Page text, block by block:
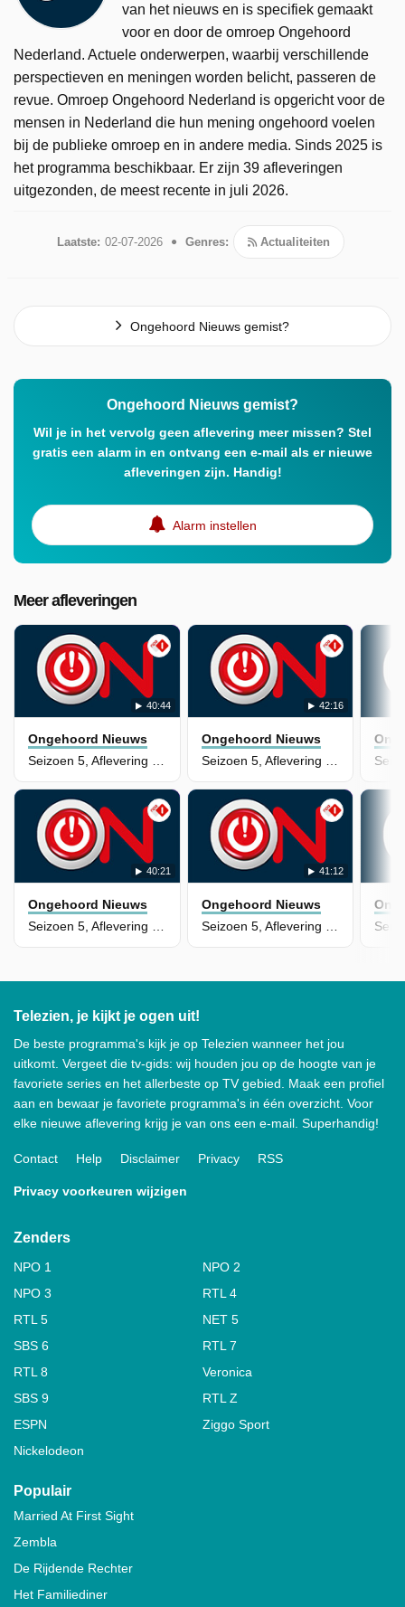
van het nieuws en is specifiek gemaakt
voor en door de omroep Ongehoord
Nederland. Actuele onderwerpen, waarbij verschillende
perspectieven en meningen worden belicht, passeren de
revue. Omroep Ongehoord Nederland is opgericht voor de
mensen in Nederland die hun mening ongehoord voelen
bij de publieke omroep en in andere media. Sinds 2025 is
het programma beschikbaar. Er zijn 39 afleveringen
uitgezonden, de meest recente in juli 2026.
Laatste: 02-07-2026 Genres: Actualiteiten
Ongehoord Nieuws gemist?
Ongehoord Nieuws gemist?
Wil je in het vervolg geen aflevering meer missen? Stel
gratis een alarm in en ontvang een e-mail als er nieuwe
afleveringen zijn. Handig!
Alarm instellen
Meer afleveringen
40:44
Ongehoord Nieuws
Seizoen 5, Aflevering 36
42:16
Ongehoord Nieuws
Seizoen 5, Aflevering 35
40:21
Ongehoord Nieuws
41:12
Ongehoord Nieuws
Telezien, je kijkt je ogen uit!
De beste programma's kijk je op Telezien wanneer het jou
uitkomt. Vergeet die tv-gids: wij houden jou op de hoogte van je
favoriete series en het allerbeste op TV gebied. Maak een profiel
aan en bewaar je favoriete programma's in één overzicht. Voor
elke nieuwe aflevering krijg je van ons een e-mail. Superhandig!
Contact Help Disclaimer Privacy RSS
Privacy voorkeuren wijzigen
Zenders
NPO 1
NPO 2
NPO 3
RTL 4
RTL 5
NET 5
SBS 6
RTL 7
RTL 8
Veronica
SBS 9
RTL Z
ESPN
Ziggo Sport
Nickelodeon
Populair
Married At First Sight
Zembla
De Rijdende Rechter
Het Familiediner